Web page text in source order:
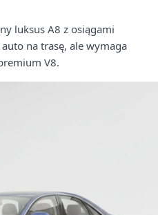
luksus A8 z osiągami
na trasę, ale wymaga
V8.